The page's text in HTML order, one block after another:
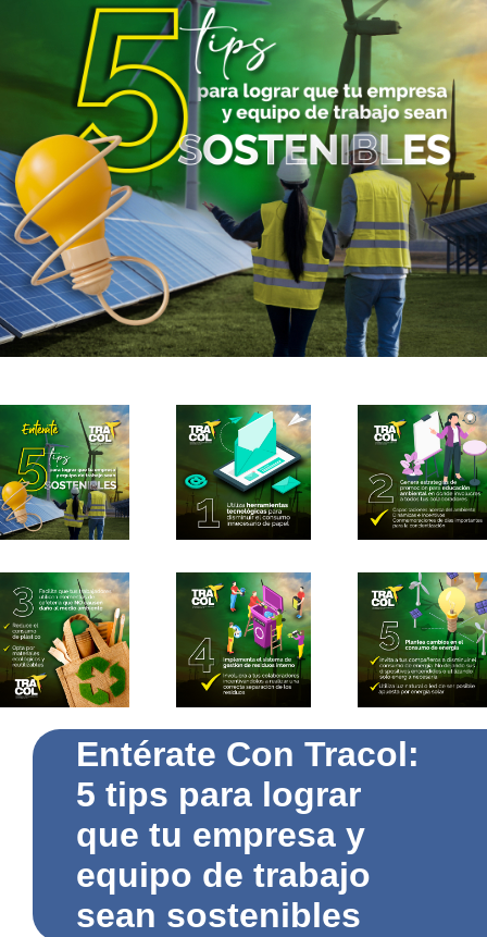
Entérate Con Tracol:
5 tips para lograr
que tu empresa y
equipo de trabajo
sean sostenibles